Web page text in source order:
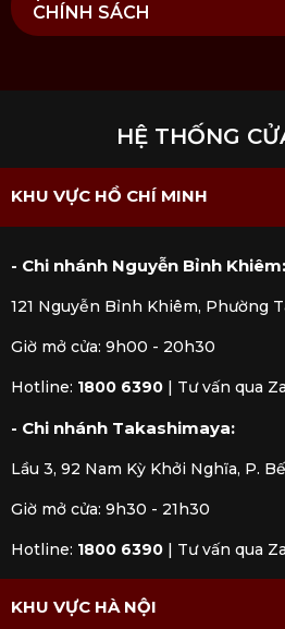
CHÍNH SÁCH
HỆ THỐNG
KHU VỰC HỒ CHÍ MINH
- Chi nhánh Nguyễn Bỉnh Khiêm:
121 Nguyễn Bỉnh Khiêm, Phường
Giờ mở cửa: 9h00 - 20h30
Hotline: 1800 6390 | Tư vấn qua
- Chi nhánh Takashimaya:
Lầu 3, 92 Nam Kỳ Khởi Nghĩa, P.
Giờ mở cửa: 9h30 - 21h30
Hotline: 1800 6390 | Tư vấn qua
KHU VỰC HÀ NỘI